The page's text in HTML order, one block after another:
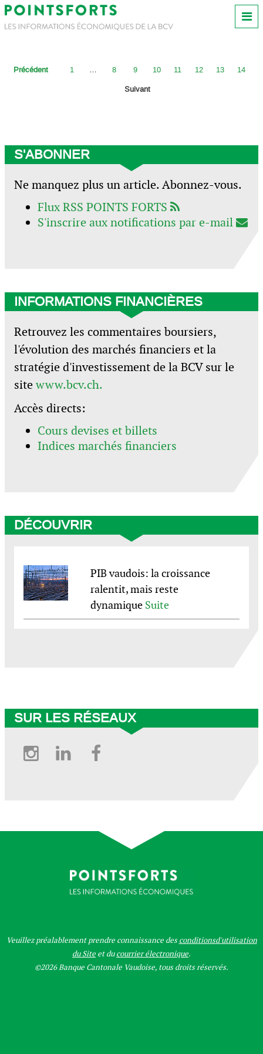
Précédent 1 … 8 9 10 11 12 13
14
Suivant
S'ABONNER
Ne manquez plus un article. Abonnez-vous.
Flux RSS POINTS FORTS
S'inscrire aux notifications par e-mail
INFORMATIONS FINANCIÈRES
Retrouvez les commentaires boursiers,
l'évolution des marchés financiers et la
stratégie d'investissement de la BCV sur le
sitewww.bcv.ch.
Accès directs:
Cours devises et billets
Indices marchés financiers
DÉCOUVRIR
PIB vaudois: la croissance
ralentit, mais reste
dynamique Suite
SUR LES RÉSEAUX
Instagram
Linkedin
Veuillez préalablement prendre connaissance desconditionsd'utilisation
du Site et ducourrier électronique.
©2026 Banque Cantonale Vaudoise, tous droits réservés.